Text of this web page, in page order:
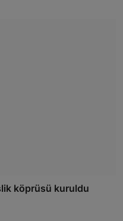
köprüsü kuruldu